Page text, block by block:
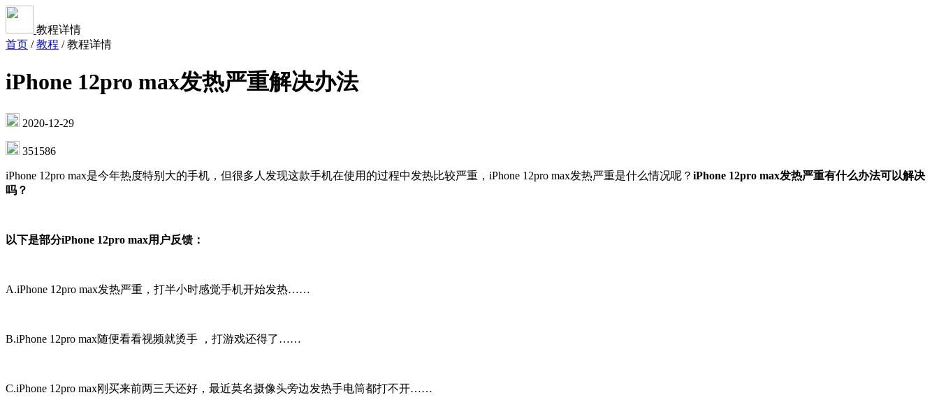
教程详情
首页 / 教程 / 教程详情
iPhone 12pro max发热严重解决办法
2020-12-29
351586
iPhone 12pro max是今年热度特别大的手机，但很多人发现这款手机在使用的过程中发热比较严重，iPhone 12pro max发热严重是什么情况呢？ iPhone 12pro max发热严重有什么办法可以解决
吗？
以下是部分iPhone 12pro max用户反馈：
A.iPhone 12pro max发热严重，打半小时感觉手机开始发热……
B.iPhone 12pro max随便看看视频就烫手 ，打游戏还得了……
C.iPhone 12pro max刚买来前两三天还好，最近莫名摄像头旁边发热手电筒都打不开……